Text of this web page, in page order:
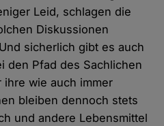
Leid, schlagen die
Diskussionen
sicherlich gibt es auch
den Pfad des Sachlichen
wie auch immer
bleiben dennoch stets
und andere Lebensmittel